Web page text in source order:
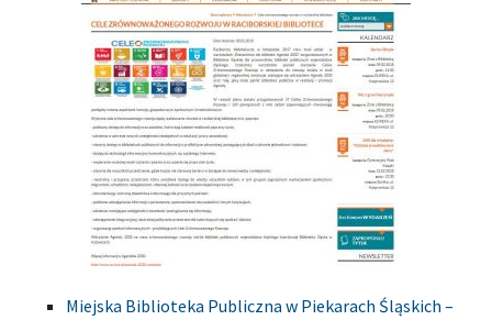
Miejska Biblioteka Publiczna w Piekarach Śląskich –